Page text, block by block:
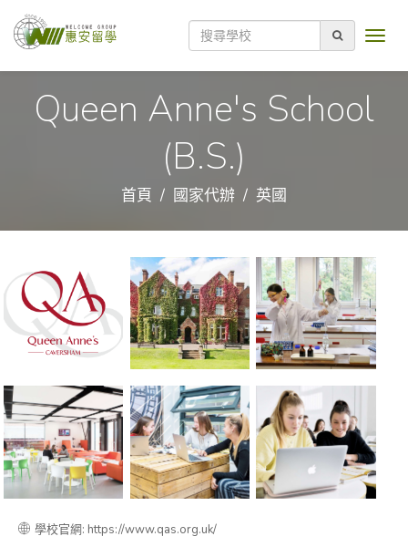
Queen Anne's School
(B.S.)
首頁 國家代辦 英國
學校官網: https://www.qas.org.uk/